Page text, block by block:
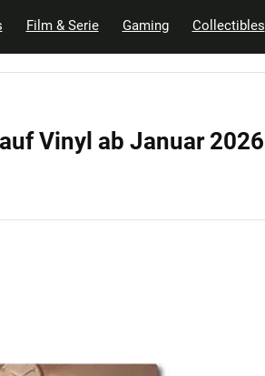
Film & Serie Gaming Collectibles
Vinyl ab Januar 2026